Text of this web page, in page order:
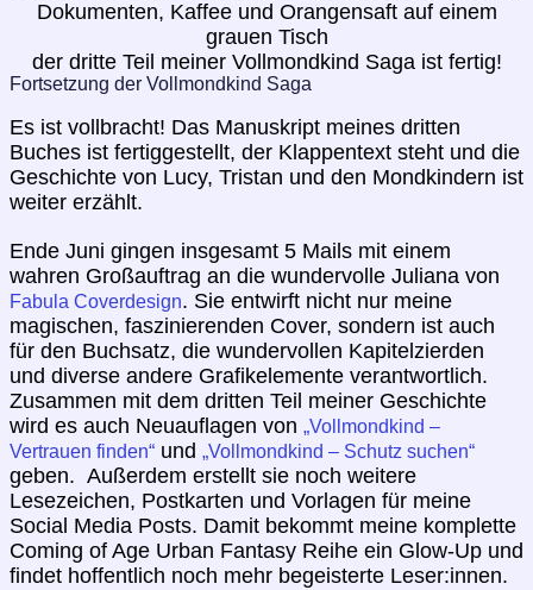
der dritte Teil meiner Vollmondkind Saga ist fertig!
Fortsetzung der Vollmondkind Saga
Es ist vollbracht! Das Manuskript meines dritten
Buches ist fertiggestellt, der Klappentext steht und die
Geschichte von Lucy, Tristan und den Mondkindern ist
weiter erzählt.
Ende Juni gingen insgesamt 5 Mails mit einem
wahren Großauftrag an die wundervolle Juliana von
Fabula Coverdesign. Sie entwirft nicht nur meine
magischen, faszinierenden Cover, sondern ist auch
für den Buchsatz, die wundervollen Kapitelzierden
und diverse andere Grafikelemente verantwortlich.
Zusammen mit dem dritten Teil meiner Geschichte
wird es auch Neuauflagen von „Vollmondkind –
Vertrauen finden“ und „Vollmondkind – Schutz suchen“
geben. Außerdem erstellt sie noch weitere
Lesezeichen, Postkarten und Vorlagen für meine
Social Media Posts. Damit bekommt meine komplette
Coming of Age Urban Fantasy Reihe ein Glow-Up und
findet hoffentlich noch mehr begeisterte Leser:innen.